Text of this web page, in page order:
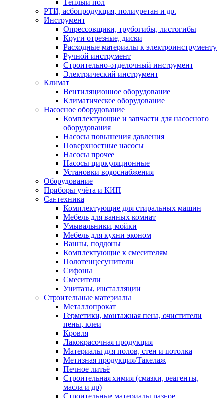
Тёплый пол
РТИ, асбопродукция, полиуретан и др.
Инструмент
Опрессовщики, трубогибы, листогибы
Круги отрезные, диски
Расходные материалы к электроинструменту
Ручной инструмент
Строительно-отделочный инструмент
Электрический инструмент
Климат
Вентиляционное оборудование
Климатическое оборудование
Насосное оборудование
Комплектующие и запчасти для насосного
оборудования
Насосы повышения давления
Поверхностные насосы
Насосы прочее
Насосы циркуляционные
Установки водоснабжения
Оборудование
Приборы учёта и КИП
Сантехника
Комплектующие для стиральных машин
Мебель для ванных комнат
Умывальники, мойки
Мебель для кухни эконом
Ванны, поддоны
Комплектующие к смесителям
Полотенцесушители
Сифоны
Смесители
Унитазы, инсталляции
Строительные материалы
Металлопрокат
Герметики, монтажная пена, очистители
пены, клеи
Кровля
Лакокрасочная продукция
Материалы для полов, стен и потолка
Метизная продукция/Такелаж
Печное литьё
Строительная химия (смазки, реагенты,
масла и др)
Строительные материалы разное